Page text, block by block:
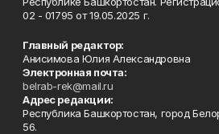
02 - 01795 от 19.05.2025 г.
Главный редактор:
Анисимова Юлия Александровна
Электронная почта:
belrab-rek@mail.ru
Адрес редакции:
Республика Башкортостан, город
56.